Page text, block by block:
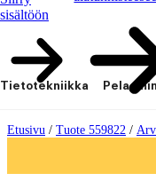
sisältöön
Tietotekniikka
Etusivu / Tuote 559822 /